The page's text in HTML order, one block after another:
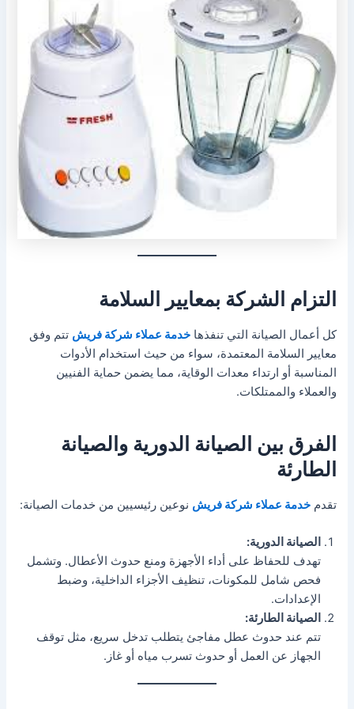
التزام الشركة بمعايير السلامة
كل أعمال الصيانة التي تنفذهاخدمة عملاء شركة فريش تتم وفق
معايير السلامة المعتمدة، سواء من حيث استخدام الأدوات
المناسبة أو ارتداء معدات الوقاية، مما يضمن حماية الفنيين
والعملاء والممتلكات.
الفرق بين الصيانة الدورية والصيانة
الطارئة
تقدمخدمة عملاء شركة فريش نوعين رئيسيين من خدمات الصيانة:
الصيانة الدورية:
تهدف للحفاظ على أداء الأجهزة ومنع حدوث الأعطال. وتشمل
فحص شامل للمكونات، تنظيف الأجزاء الداخلية، وضبط
الإعدادات.
الصيانة الطارئة:
تتم عند حدوث عطل مفاجئ يتطلب تدخل سريع، مثل توقف
الجهاز عن العمل أو حدوث تسرب مياه أو غاز.